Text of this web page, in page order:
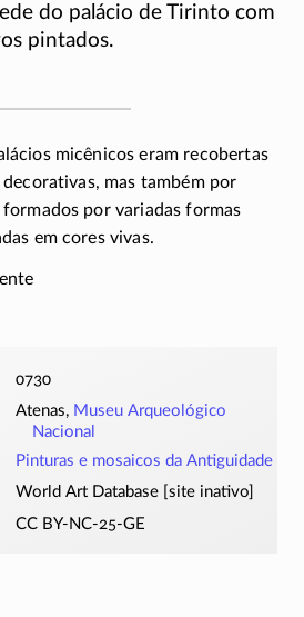
do palácio de Tirinto com
pintados.
micênicos eram recobertas
mas também por
por variadas formas
em cores vivas.
0730
Atenas, Museu Arqueológico
Nacional
Pinturas e mosaicos da Antiguidade
World Art Database [site inativo]
CC BY-NC-25-GE